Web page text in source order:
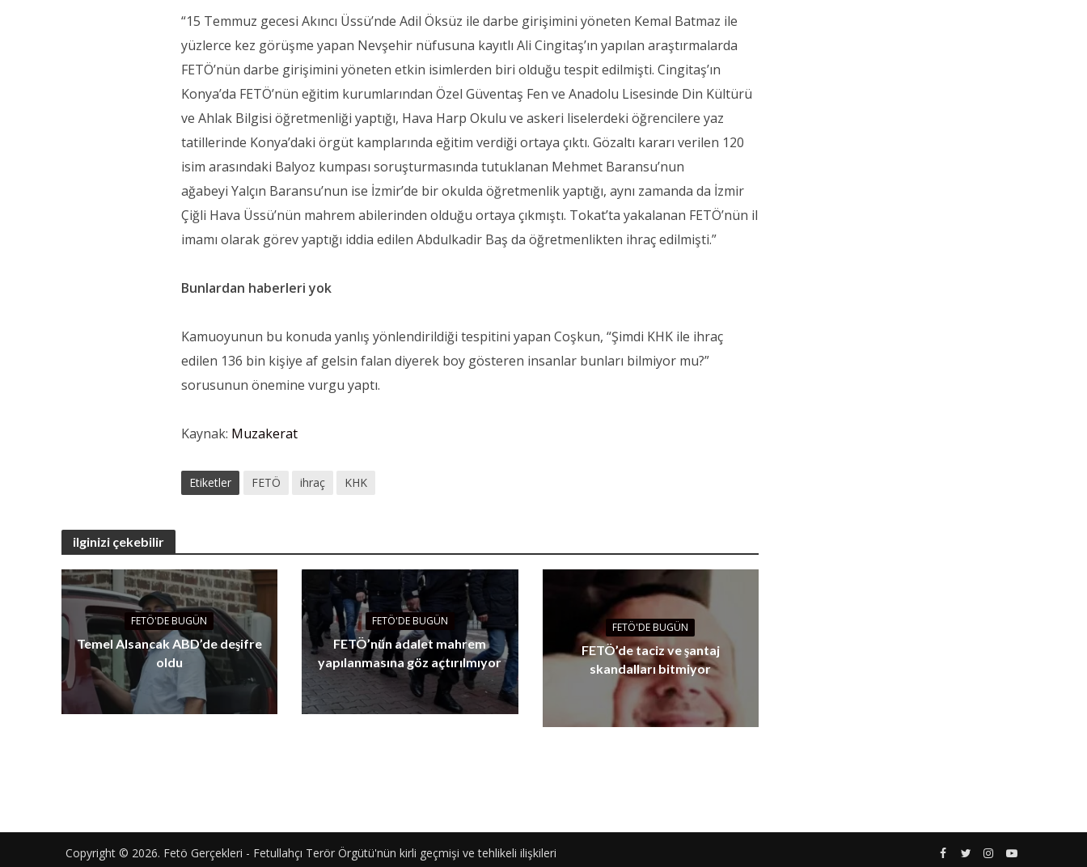
“15 Temmuz gecesi Akıncı Üssü’nde Adil Öksüz ile darbe girişimini yöneten Kemal Batmaz ile
yüzlerce kez görüşme yapan Nevşehir nüfusuna kayıtlı Ali Cingitaş’ın yapılan araştırmalarda
FETÖ’nün darbe girişimini yöneten etkin isimlerden biri olduğu tespit edilmişti. Cingitaş’ın
Konya’da FETÖ’nün eğitim kurumlarından Özel Güventaş Fen ve Anadolu Lisesinde Din Kültürü
ve Ahlak Bilgisi öğretmenliği yaptığı, Hava Harp Okulu ve askeri liselerdeki öğrencilere yaz
tatillerinde Konya’daki örgüt kamplarında eğitim verdiği ortaya çıktı. Gözaltı kararı verilen 120
isim arasındaki Balyoz kumpası soruşturmasında tutuklanan Mehmet Baransu’nun
ağabeyi Yalçın Baransu’nun ise İzmir’de bir okulda öğretmenlik yaptığı, aynı zamanda da İzmir
Çiğli Hava Üssü’nün mahrem abilerinden olduğu ortaya çıkmıştı. Tokat’ta yakalanan FETÖ’nün il
imamı olarak görev yaptığı iddia edilen Abdulkadir Baş da öğretmenlikten ihraç edilmişti.”
Bunlardan haberleri yok
Kamuoyunun bu konuda yanlış yönlendirildiği tespitini yapan Coşkun, “Şimdi KHK ile ihraç
edilen 136 bin kişiye af gelsin falan diyerek boy gösteren insanlar bunları bilmiyor mu?”
sorusunun önemine vurgu yaptı.
Kaynak: Muzakerat
Etiketler FETÖ ihraç KHK
ilginizi çekebilir
FETÖ'DE BUGÜN
Temel Alsancak ABD’de deşifre
oldu
FETÖ'DE BUGÜN
FETÖ’nün adalet mahrem
yapılanmasına göz açtırılmıyor
FETÖ'DE BUGÜN
FETÖ’de taciz ve şantaj
skandalları bitmiyor
Copyright © 2026. Fetö Gerçekleri - Fetullahçı Terör Örgütü'nün kirli geçmişi ve tehlikeli ilişkileri